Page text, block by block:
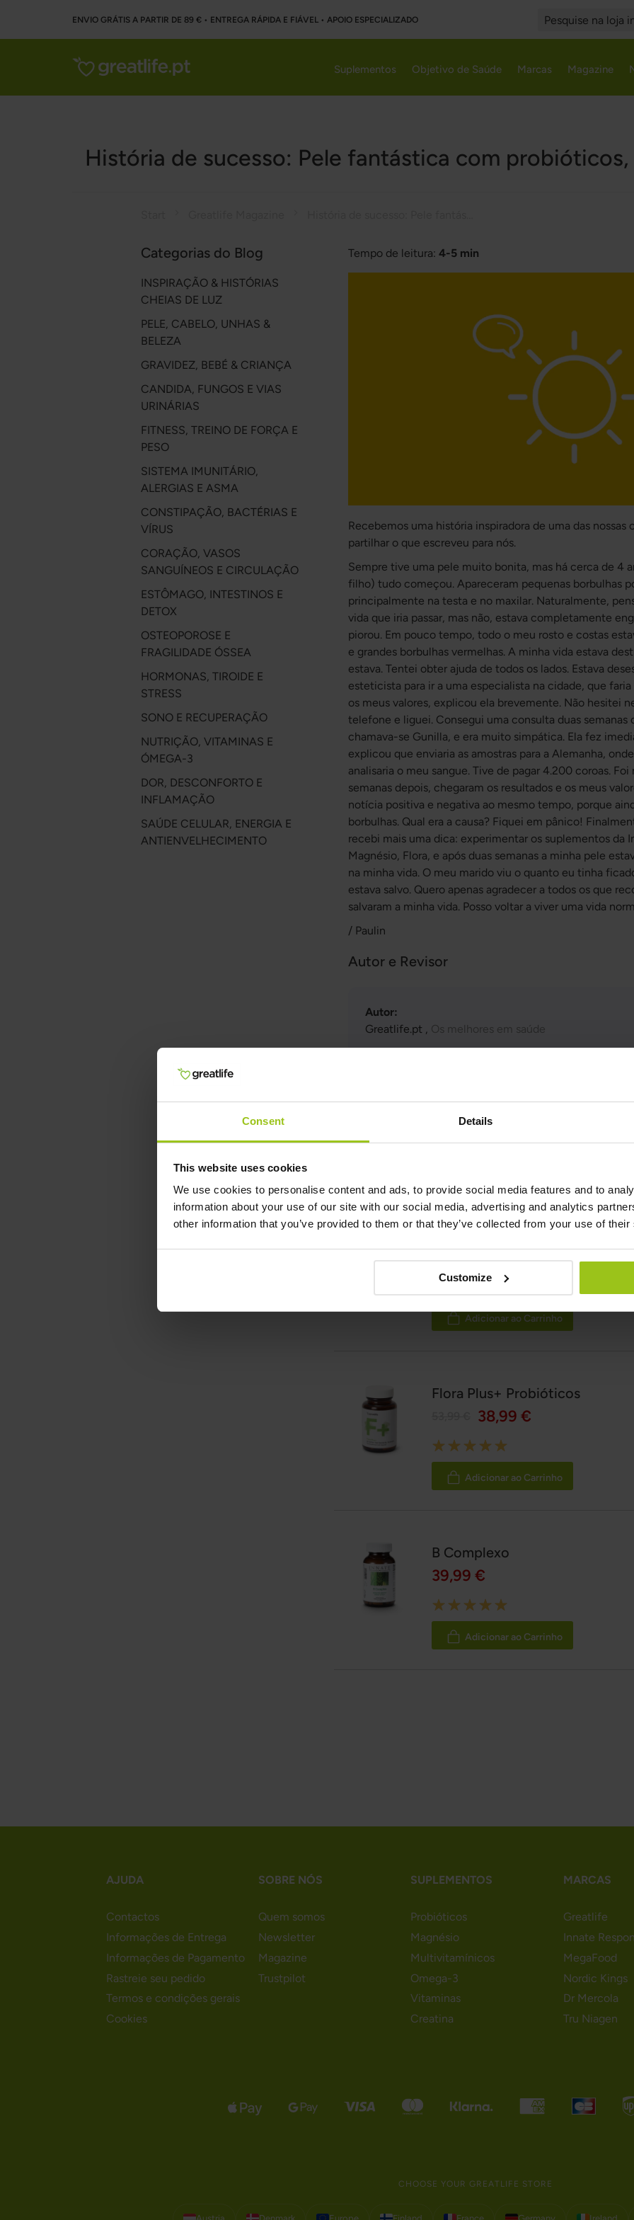
Consent Details
This website uses cookies
We use cookies to personalise content and ads, to provide social media features and to
information about your use of our site with our social media, advertising and analytics
other information that you’ve provided to them or that they’ve collected from your use of
Customize
ENVIO GRÁTIS A PARTIR DE 89 € • ENTREGA RÁPIDA E FIÁVEL • APOIO ESPECIALIZADO
Suplementos Objetivo de Saúde Marcas Magazine
História de sucesso: Pele fantástica com
Tempo de leitura:4-5 min
Recebemos uma história inspiradora de uma das
partilhar o que escreveu para nós.
Sempre tive uma pele muito bonita, mas há cerca de 4
filho) tudo começou. Apareceram pequenas borbulhas
principalmente na testa e no maxilar. Naturalmente,
vida que iria passar, mas não, estava completamente
piorou. Em pouco tempo, todo o meu rosto e costas
e grandes borbulhas vermelhas. A minha vida estava
estava. Tentei obter ajuda de todos os lados. Estava
esteticista para ir a uma especialista na cidade, que
os meus valores, explicou ela brevemente. Não hesitei
telefone e liguei. Consegui uma consulta duas semanas
chamava-se Gunilla, e era muito simpática. Ela fez
explicou que enviaria as amostras para a Alemanha,
analisaria o meu sangue. Tive de pagar 4.200 coroas.
semanas depois, chegaram os resultados e os meus
notícia positiva e negativa ao mesmo tempo, porque
borbulhas. Qual era a causa? Fiquei em pânico!
recebi mais uma dica: experimentar os suplementos da
Magnésio, Flora, e após duas semanas a minha pele
na minha vida. O meu marido viu o quanto eu tinha
estava salvo. Quero apenas agradecer a todos os que
salvaram a minha vida. Posso voltar a viver uma vida
/ Paulin
Autor e Revisor
Autor:
Greatlife.pt , Os melhores em saúde
Magnésio M4
36,99 €
42,99 €
Rating:
Adicionar ao Carrinho
Flora Plus+ Probióticos
38,99 €
Rating:
100%
Adicionar ao Carrinho
B Complexo
39,99 €
Rating:
100%
Adicionar ao Carrinho
Categorias do Blog
INSPIRAÇÃO & HISTÓRIAS
CHEIAS DE LUZ
PELE, CABELO, UNHAS &
BELEZA
GRAVIDEZ, BEBÉ & CRIANÇA
CANDIDA, FUNGOS E VIAS
URINÁRIAS
FITNESS, TREINO DE FORÇA E
PESO
SISTEMA IMUNITÁRIO,
ALERGIAS E ASMA
CONSTIPAÇÃO, BACTÉRIAS E
VÍRUS
CORAÇÃO, VASOS
SANGUÍNEOS E CIRCULAÇÃO
ESTÔMAGO, INTESTINOS E
DETOX
OSTEOPOROSE E
FRAGILIDADE ÓSSEA
HORMONAS, TIROIDE E
STRESS
SONO E RECUPERAÇÃO
NUTRIÇÃO, VITAMINAS E
ÓMEGA-3
DOR, DESCONFORTO E
INFLAMAÇÃO
SAÚDE CELULAR, ENERGIA E
ANTIENVELHECIMENTO
AJUDA
Contactos
Informações de Entrega
Informações de Pagamento
Rastreie seu pedido
Termos e condições gerais
Cookies
SOBRE NÓS
Quem somos
Newsletter
Magazine
Trustpilot
SUPLEMENTOS
Probióticos
Magnésio
Multivitamínicos
Omega-3
Vitaminas
Creatina
MARCAS
Greatlife
Innate
MegaFood
Nordic Kings
Dr Mercola
Tru Niagen
CHOOSE YOUR GREATLIFE STORE
Austria Denmark Europe Finland France Germany Ireland